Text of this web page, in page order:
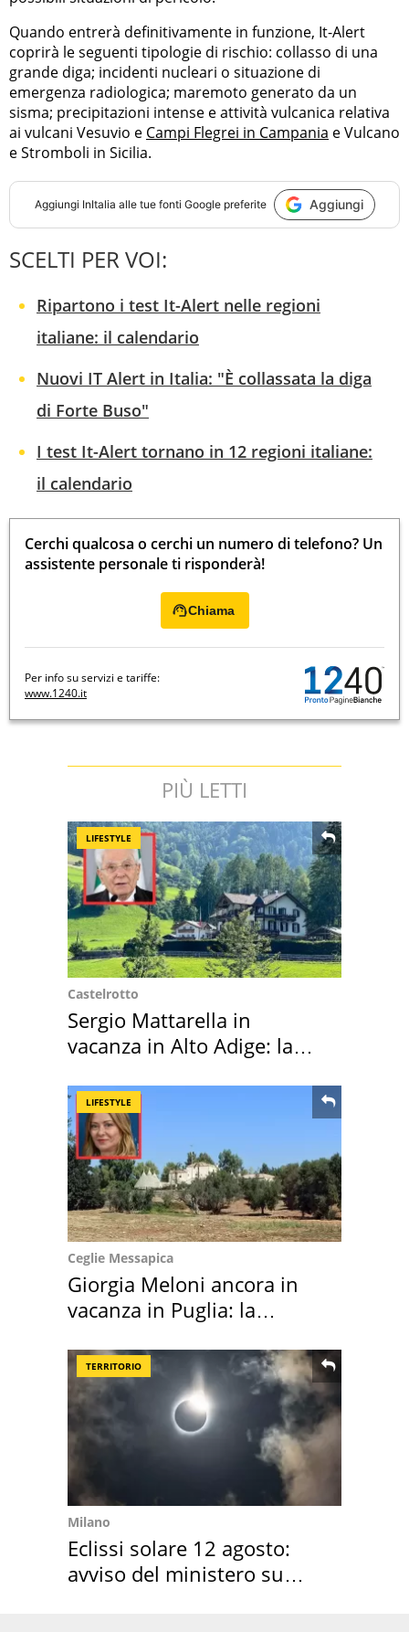
Quando entrerà definitivamente in funzione, It-Alert
coprirà le seguenti tipologie di rischio: collasso di una
grande diga; incidenti nucleari o situazione di
emergenza radiologica; maremoto generato da un
sisma; precipitazioni intense e attività vulcanica relativa
ai vulcani Vesuvio e Campi Flegrei in Campania e Vulcano
e Stromboli in Sicilia.
Aggiungi InItalia alle tue fonti Google preferite Aggiungi
SCELTI PER VOI:
Ripartono i test It-Alert nelle regioni
italiane: il calendario
Nuovi IT Alert in Italia: "È collassata la diga
di Forte Buso"
I test It-Alert tornano in 12 regioni italiane:
il calendario
Cerchi qualcosa o cerchi un numero di telefono? Un
assistente personale ti risponderà!
Chiama
Per info su servizi e tariffe:
www.1240.it
PIÙ LETTI
LIFESTYLE
Castelrotto
Sergio Mattarella in
vacanza in Alto Adige: la
LIFESTYLE
Ceglie Messapica
Giorgia Meloni ancora in
vacanza in Puglia: la
TERRITORIO
Milano
Eclissi solare 12 agosto:
avviso del ministero su